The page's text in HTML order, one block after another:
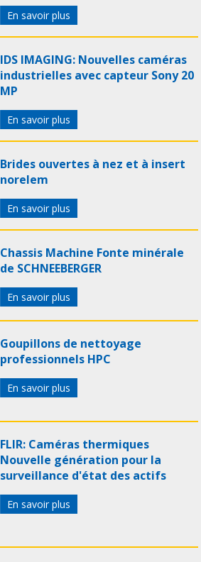
En savoir plus
IDS IMAGING: Nouvelles caméras
industrielles avec capteur Sony 20
MP
En savoir plus
Brides ouvertes à nez et à insert
norelem
En savoir plus
Chassis Machine Fonte minérale
de SCHNEEBERGER
En savoir plus
Goupillons de nettoyage
professionnels HPC
En savoir plus
FLIR: Caméras thermiques
Nouvelle génération pour la
surveillance d'état des actifs
En savoir plus